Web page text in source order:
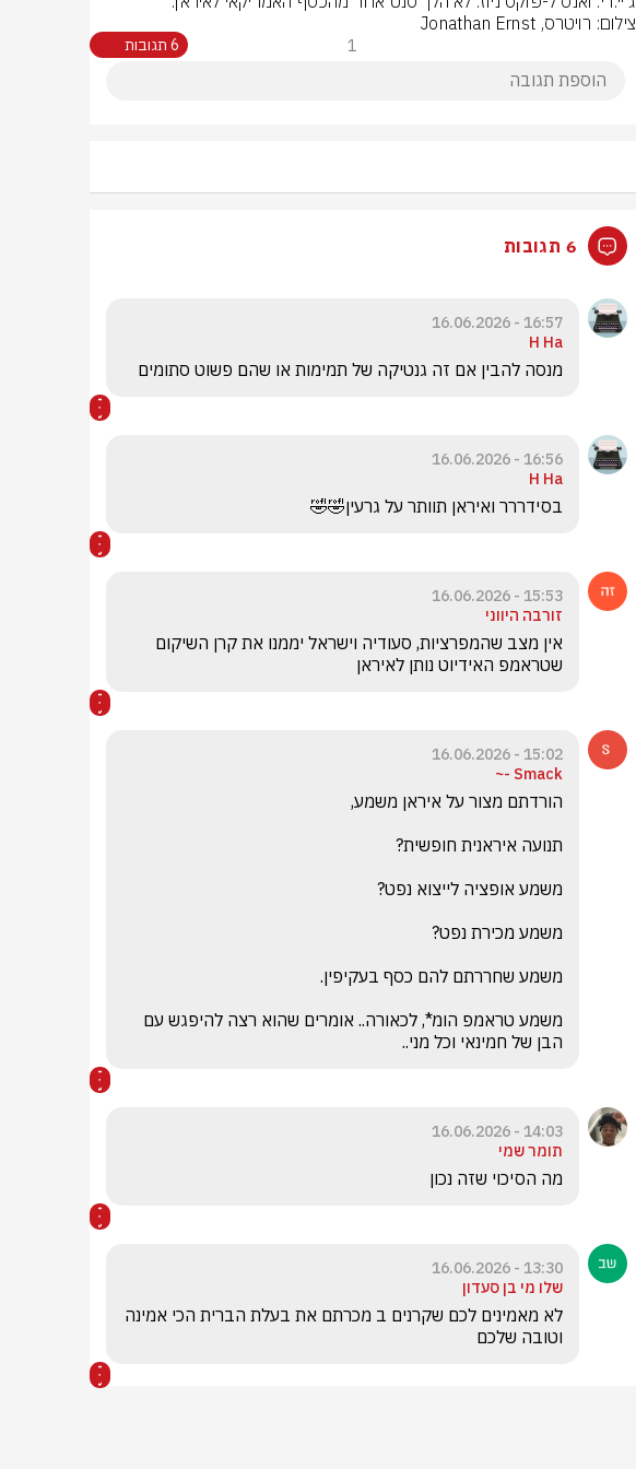
צילום: רויטרס, Jonathan Ernst
1 6 תגובות
6 תגובות
16:57 - 16.06.2026
H Ha
מנסה להבין אם זה גנטיקה של תמימות או שהם פשוט סתומים
16:56 - 16.06.2026
H Ha
בסידררר ואיראן תוותר על גרעין🤣🤣
15:53 - 16.06.2026
זורבה היווני
שטראמפ האידיוט נותן לאיראן
15:02 - 16.06.2026
Smack -~
הבן של חמינאי וכל מני..
14:03 - 16.06.2026
תומר שמי
מה הסיכוי שזה נכון
13:30 - 16.06.2026
שלו מי בן סעדון
וטובה שלכם